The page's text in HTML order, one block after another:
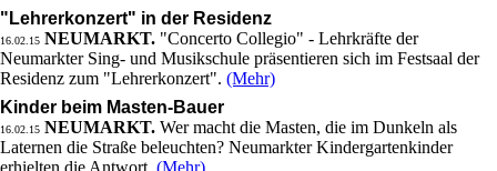
"Lehrerkonzert" in der Residenz
16.02.15 NEUMARKT. "Concerto Collegio" - Lehrkräfte der
Neumarkter Sing- und Musikschule präsentieren sich im Festsaal der
Residenz zum "Lehrerkonzert". (Mehr)
Kinder beim Masten-Bauer
16.02.15 NEUMARKT. Wer macht die Masten, die im Dunkeln als
Laternen die Straße beleuchten? Neumarkter Kindergartenkinder
erhielten die Antwort. (Mehr)